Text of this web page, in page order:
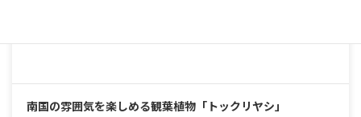
南国の雰囲気を楽しめる観葉植物「トックリヤシ」